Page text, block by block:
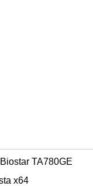
TA780GE
x64